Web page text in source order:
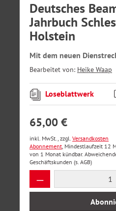
Deutsches
Jahrbuch
Holstein
Mit dem neuen
Bearbeitet von: Heike Waap
Loseblattwerk
65,00 €
inkl. MwSt., zzgl. Versandkosten
Abonnement, Mindestlaufzeit 12
von 1 Monat kündbar.
Geschäftskunden (s. AGB)
Produkt Anzahl: